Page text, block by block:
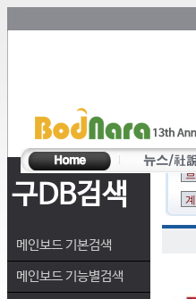
구DB검색
메인보드 기본검색
메인보드 기능별검색